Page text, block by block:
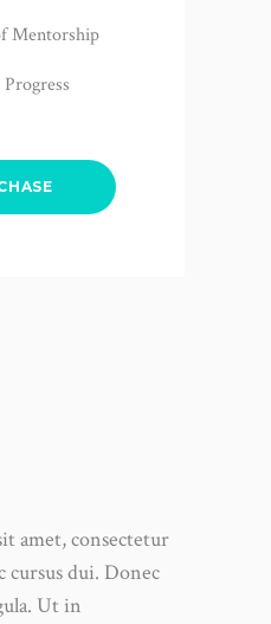
Mentorship
amet, consectetur
cursus dui. Donec
Ut in